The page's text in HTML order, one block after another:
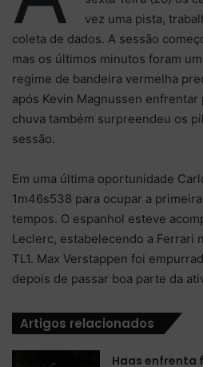
vez uma pista,
coleta de dados. A sessão
mas os últimos minutos foram
regime de bandeira vermelha
após Kevin Magnussen
chuva também surpreendeu os
sessão.
Em uma última oportunidade
1m46s538 para ocupar a
tempos. O espanhol esteve
Leclerc, estabelecendo a Ferrari
TL1. Max Verstappen foi
depois de passar boa parte da
Artigos relacionados
Haas enfrenta